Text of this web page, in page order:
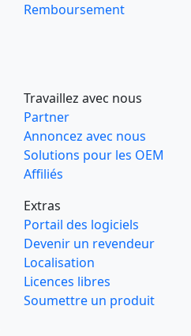
Remboursement
Travaillez avec nous
Partner
Annoncez avec nous
Solutions pour les OEM
Affiliés
Extras
Portail des logiciels
Devenir un revendeur
Localisation
Licences libres
Soumettre un produit